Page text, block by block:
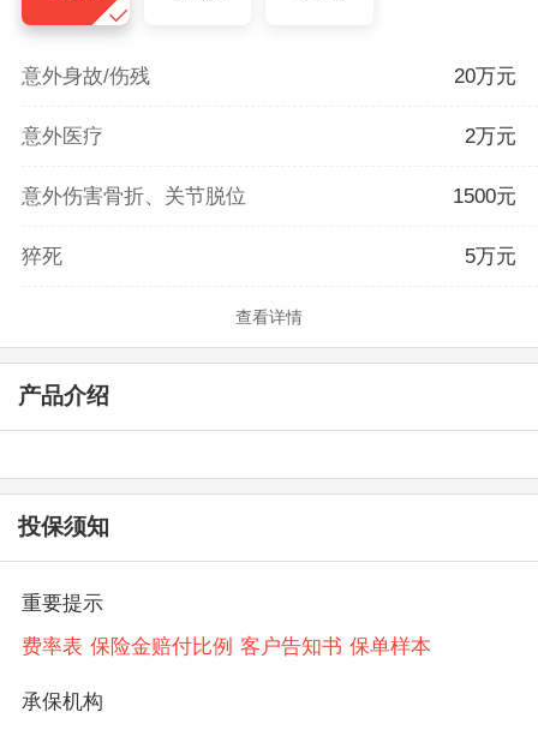
意外身故/伤残 20万元
意外医疗 2万元
意外伤害骨折、关节脱位 1500元
猝死 5万元
查看详情
产品介绍
投保须知
重要提示
费率表 保险金赔付比例 客户告知书 保单样本
承保机构